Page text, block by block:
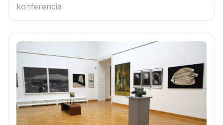
konferencia